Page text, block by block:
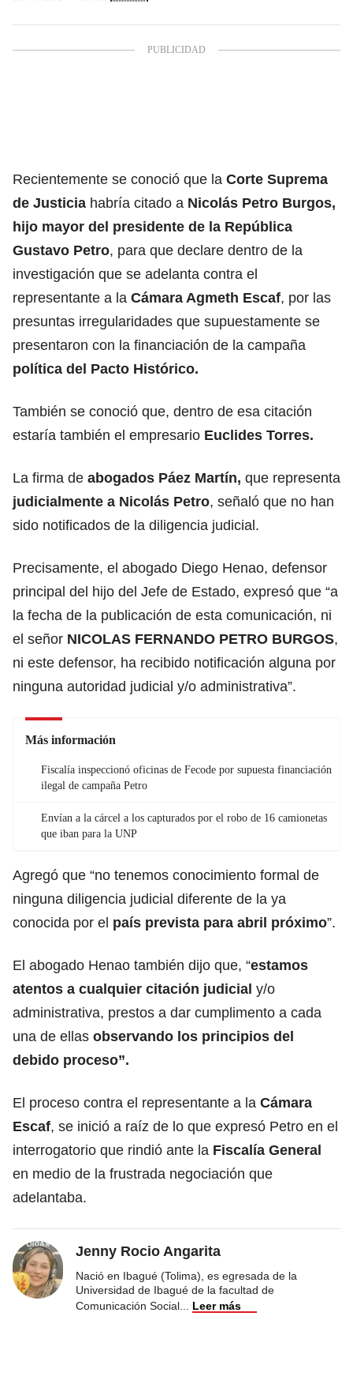
Recientemente se conoció que la Corte Suprema
de Justicia habría citado a Nicolás Petro Burgos,
hijo mayor del presidente de la República
Gustavo Petro, para que declare dentro de la
investigación que se adelanta contra el
representante a la Cámara Agmeth Escaf, por las
presuntas irregularidades que supuestamente se
presentaron con la financiación de la campaña
política del Pacto Histórico.
También se conoció que, dentro de esa citación
estaría también el empresario Euclides Torres.
La firma de abogados Páez Martín, que representa
judicialmente a Nicolás Petro, señaló que no han
sido notificados de la diligencia judicial.
Precisamente, el abogado Diego Henao, defensor
principal del hijo del Jefe de Estado, expresó que “a
la fecha de la publicación de esta comunicación, ni
el señor NICOLAS FERNANDO PETRO BURGOS,
ni este defensor, ha recibido notificación alguna por
ninguna autoridad judicial y/o administrativa”.
Más información
Fiscalía inspeccionó oficinas de Fecode por supuesta financiación
ilegal de campaña Petro
Envían a la cárcel a los capturados por el robo de 16 camionetas
que iban para la UNP
Agregó que “no tenemos conocimiento formal de
ninguna diligencia judicial diferente de la ya
conocida por el país prevista para abril próximo”.
El abogado Henao también dijo que, “estamos
atentos a cualquier citación judicial y/o
administrativa, prestos a dar cumplimento a cada
una de ellas observando los principios del
debido proceso”.
El proceso contra el representante a la Cámara
Escaf, se inició a raíz de lo que expresó Petro en el
interrogatorio que rindió ante la Fiscalía General
en medio de la frustrada negociación que
adelantaba.
Jenny Rocio Angarita
Nació en Ibagué (Tolima), es egresada de la
Universidad de Ibagué de la facultad de
Comunicación Social
Leer más